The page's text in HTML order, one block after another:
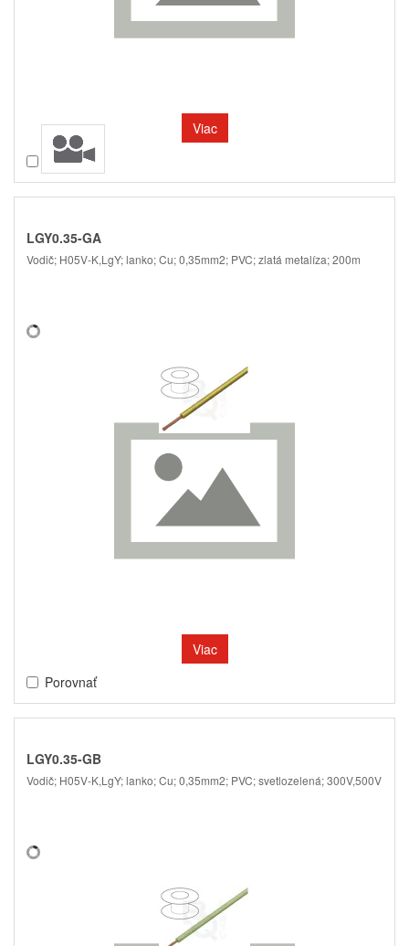
Viac
Porovnať
LGY0.35-GA
Vodič; H05V-K,LgY; lanko; Cu; 0,35mm2; PVC; zlatá metalíza; 200m
Viac
Porovnať
LGY0.35-GB
Vodič; H05V-K,LgY; lanko; Cu; 0,35mm2; PVC; svetlozelená; 300V,500V